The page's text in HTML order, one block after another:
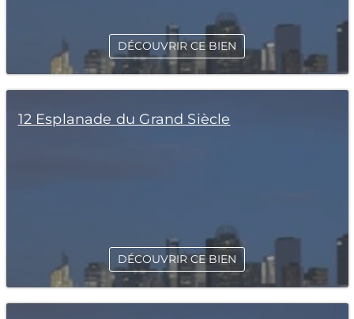
DÉCOUVRIR CE BIEN
12 Esplanade du Grand Siècle
DÉCOUVRIR CE BIEN